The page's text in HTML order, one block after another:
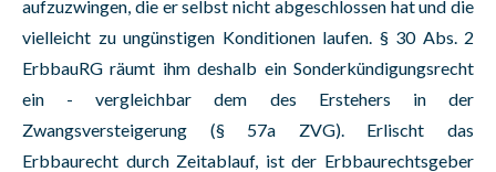
aufzuzwingen, die er selbst nicht abgeschlossen hat und die
vielleicht zu ungünstigen Konditionen laufen. § 30 Abs. 2
ErbbauRG räumt ihm deshalb ein Sonderkündigungsrecht
ein - vergleichbar dem des Erstehers in der
Zwangsversteigerung (§ 57a ZVG). Erlischt das
Erbbaurecht durch Zeitablauf, ist der Erbbaurechtsgeber